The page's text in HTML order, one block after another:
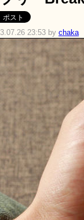
23:53 by chaka